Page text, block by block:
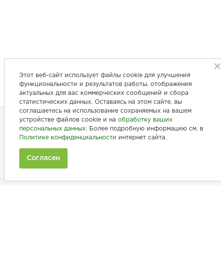
+7 (846) 275-20-10
+7 (902) 375-20-10
Этот веб-сайт использует файлы cookie для улучшения
функциональности и результатов работы, отображения
актуальных для вас коммерческих сообщений и сбора
статистических данных. Оставаясь на этом сайте, вы
соглашаетесь на использование сохраняемых на вашем
устройстве файлов cookie и на обработку ваших
персональных данных. Более подробную информацию см. в
Политике конфиденциальности интернет сайта.
Согласен